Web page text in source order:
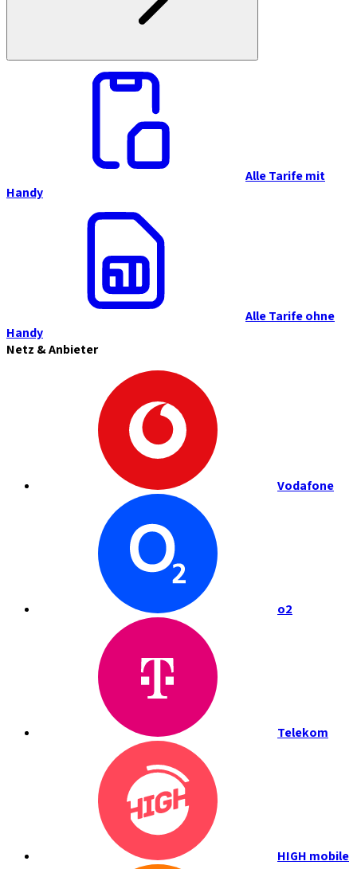
Alle Tarife mit
Handy
Alle Tarife ohne
Handy
Netz & Anbieter
Vodafone
o2
Telekom
HIGH mobile